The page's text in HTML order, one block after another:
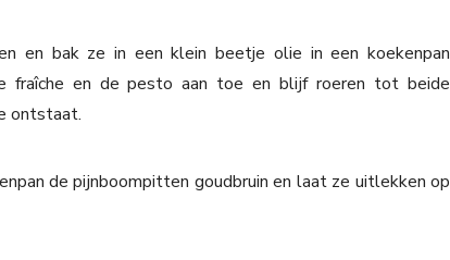
en bak ze in een klein beetje olie in een koekenpan
fraîche en de pesto aan toe en blijf roeren tot beide
ontstaat.
de pijnboompitten goudbruin en laat ze uitlekken op